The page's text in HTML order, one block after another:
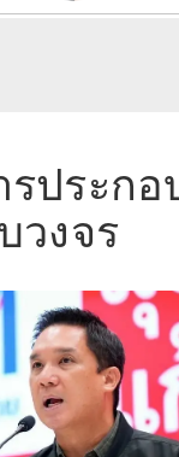
ประกอ
วงจร